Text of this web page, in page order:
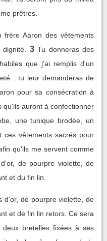
prêtres.
frère Aaron des vêtements
3 Tu donneras des
que j'ai remplis d'un
: tu leur demanderas de
pour sa consécration à
qu'ils auront à confectionner
une tunique brodée, un
ces vêtements sacrés pour
qu'ils me servent comme
de pourpre violette, de
et du fin lin.
d'or, de pourpre violette, de
et de fin lin retors. Ce sera
bretelles fixées à ses